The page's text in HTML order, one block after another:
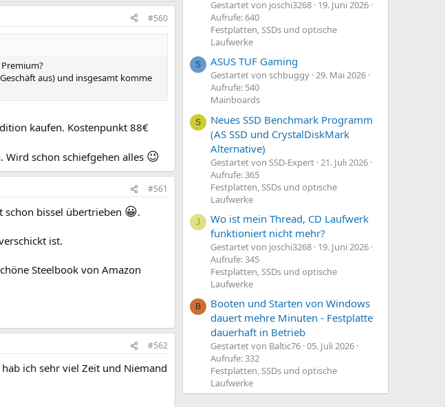
#560
aus) und insgesamt komme
kaufen. Kostenpunkt 88€
schon schiefgehen alles 😉
#561
schon bissel übertrieben 😀.
ist.
Steelbook von Amazon
#562
ich sehr viel Zeit und Niemand
Gestartet von joschi3268 19. Juni 2026
Aufrufe: 640
Festplatten, SSDs und optische
Laufwerke
S ASUS TUF Gaming
Gestartet von schbuggy 29. Mai 2026
Aufrufe: 540
Mainboards
S
Neues SSD Benchmark Programm
(AS SSD und CrystalDiskMark
Alternative)
Gestartet von SSD-Expert 21. Juli 2026
Aufrufe: 365
Festplatten, SSDs und optische
Laufwerke
J
Wo ist mein Thread, CD Laufwerk
funktioniert nicht mehr?
Gestartet von joschi3268 19. Juni 2026
Aufrufe: 345
Festplatten, SSDs und optische
Laufwerke
B
Booten und Starten von Windows
dauert mehre Minuten - Festplatte
dauerhaft in Betrieb
Gestartet von Baltic76 05. Juli 2026
Aufrufe: 332
Festplatten, SSDs und optische
Laufwerke